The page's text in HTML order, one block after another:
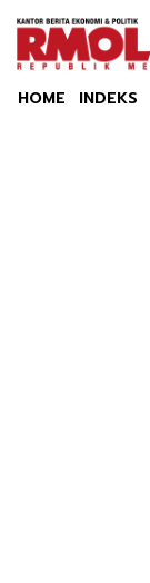
HOME INDEKS